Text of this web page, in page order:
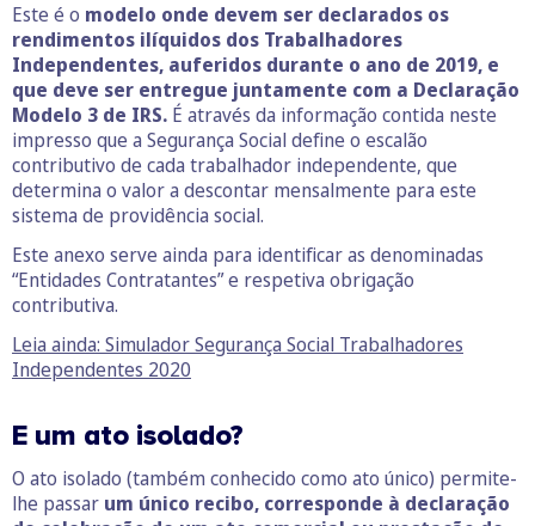
Este é o modelo onde devem ser declarados os
rendimentos ilíquidos dos Trabalhadores
Independentes, auferidos durante o ano de 2019, e
que deve ser entregue juntamente com a Declaração
Modelo 3 de IRS. É através da informação contida neste
impresso que a Segurança Social define o escalão
contributivo de cada trabalhador independente, que
determina o valor a descontar mensalmente para este
sistema de providência social.
Este anexo serve ainda para identificar as denominadas
“Entidades Contratantes” e respetiva obrigação
contributiva.
Leia ainda: Simulador Segurança Social Trabalhadores
Independentes 2020
E um ato isolado?
O ato isolado (também conhecido como ato único) permite-
lhe passar um único recibo, corresponde à declaração